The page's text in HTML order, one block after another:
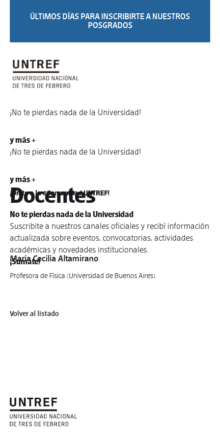
ÚLTIMOS DÍAS PARA INSCRIBIRTE A NUESTROS
POSGRADOS
¡No te pierdas nada de la Universidad!
y más +
¡No te pierdas nada de la Universidad!
y más +
¡Unite a la #Comunidad UNTREF!
No te pierdas nada de la Universidad
Suscribite a nuestros canales oficiales y recibí información
actualizada sobre eventos, convocatorias, actividades
académicas y novedades institucionales.
¡Sumate!
Docentes
María Cecilia Altamirano
Profesora de Física (Universidad de Buenos Aires).
Volver al listado